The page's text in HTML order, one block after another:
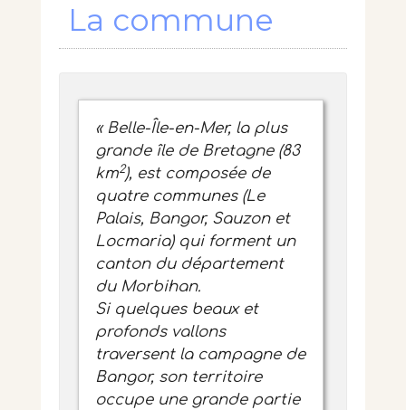
La commune
« Belle-Île-en-Mer, la plus
grande île de Bretagne (83
km2), est composée de
quatre communes (Le
Palais, Bangor, Sauzon et
Locmaria) qui forment un
canton du département
du Morbihan.
Si quelques beaux et
profonds vallons
traversent la campagne de
Bangor, son territoire
occupe une grande partie